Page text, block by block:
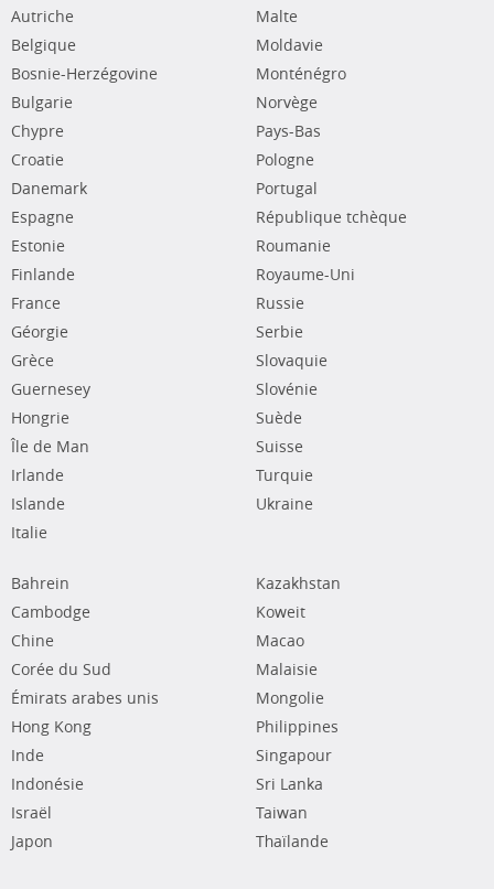
Autriche
Belgique
Bosnie-Herzégovine
Bulgarie
Chypre
Croatie
Danemark
Espagne
Estonie
Finlande
France
Géorgie
Grèce
Guernesey
Hongrie
Île de Man
Irlande
Islande
Italie
Malte
Moldavie
Monténégro
Norvège
Pays-Bas
Pologne
Portugal
République tchèque
Roumanie
Royaume-Uni
Russie
Serbie
Slovaquie
Slovénie
Suède
Suisse
Turquie
Ukraine
Bahrein
Cambodge
Chine
Corée du Sud
Émirats arabes unis
Hong Kong
Inde
Indonésie
Israël
Japon
Kazakhstan
Koweit
Macao
Malaisie
Mongolie
Philippines
Singapour
Sri Lanka
Taiwan
Thaïlande